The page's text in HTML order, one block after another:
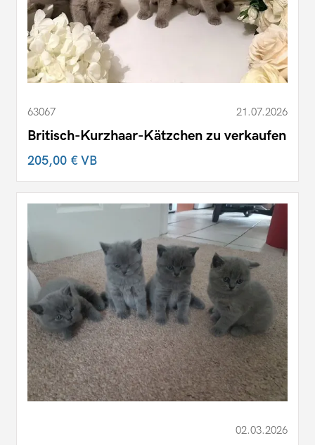
63067 21.07.2026
Britisch-Kurzhaar-Kätzchen zu verkaufen
205,00 €VB
02.03.2026